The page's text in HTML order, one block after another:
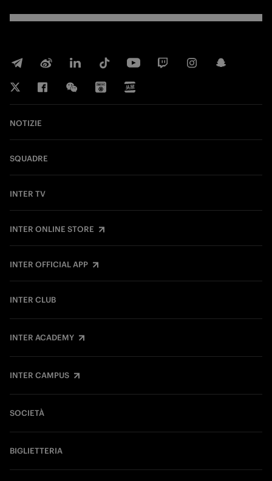
NOTIZIE
SQUADRE
INTER TV
INTER ONLINE STORE
INTER OFFICIAL APP
INTER CLUB
INTER ACADEMY
INTER CAMPUS
SOCIETÀ
BIGLIETTERIA